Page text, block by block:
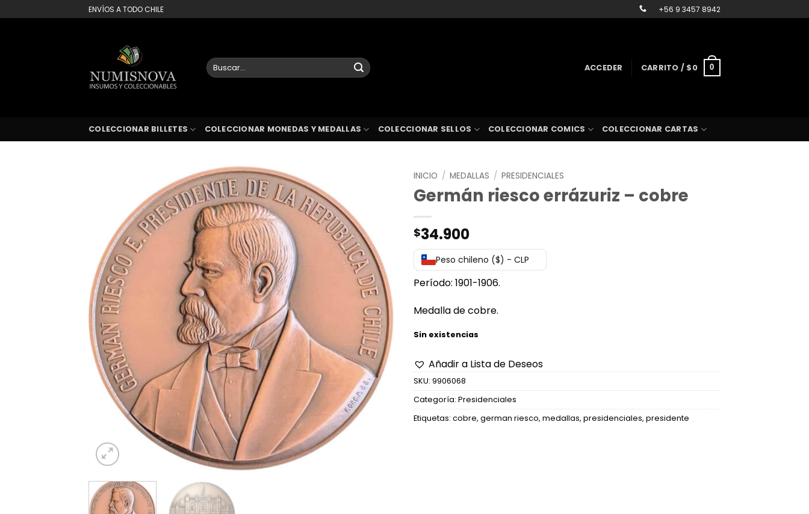
al
ENVÍOS A TODO CHILE +56 9 3457 8942
Buscar
por:
ACCEDER CARRITO / $0 0
COLECCIONAR BILLETES COLECCIONAR MONEDAS Y MEDALLAS COLECCIONAR SELLOS COLECCIONAR COMICS COLECCIONAR CARTAS
INICIO / MEDALLAS / PRESIDENCIALES
Germán riesco errázuriz – cobre
$34.900
Peso chileno ($) - CLP
Período: 1901-1906.
Medalla de cobre.
Sin existencias
Añadir a Lista de Deseos
SKU: 9906068
Categoría: Presidenciales
Etiquetas: cobre, german riesco, medallas, presidenciales, presidente